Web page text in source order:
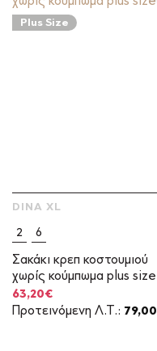
Plus Size
2
6
Σακάκι κρεπ κοστουμιού
χωρίς κούμπωμα plus size
DINA XL
Original
price
was:
63,20€Η
τρέχουσα
τιμή
Προτεινόμενη Λ.Τ.: 79,00